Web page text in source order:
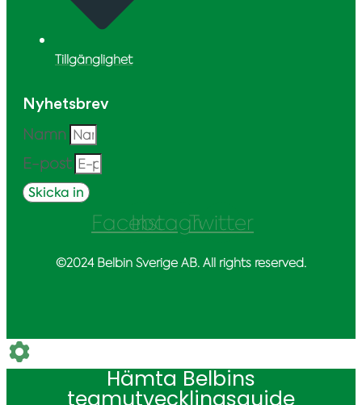
Tillgänglighet
Nyhetsbrev
Namn
E-post
Skicka in
Facebook
Instagram
Twitter
©2024 Belbin Sverige AB. All rights reserved.
Hämta Belbins
teamutvecklingsguide